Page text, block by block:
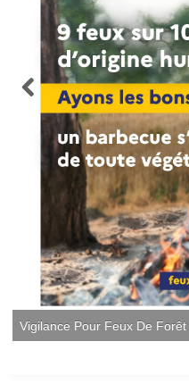
Vigilance Pour Feux De Forêt